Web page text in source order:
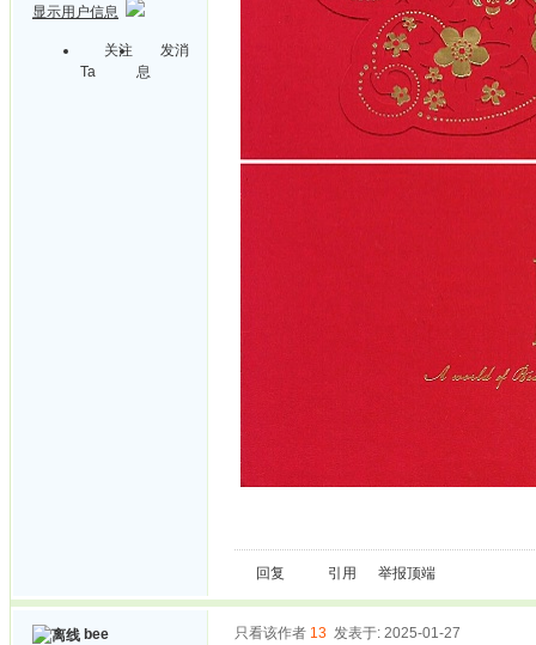
显示用户信息
关注
Ta
发消
息
回复 引用 举报顶端
bee 只看该作者 13 发表于: 2025-01-27